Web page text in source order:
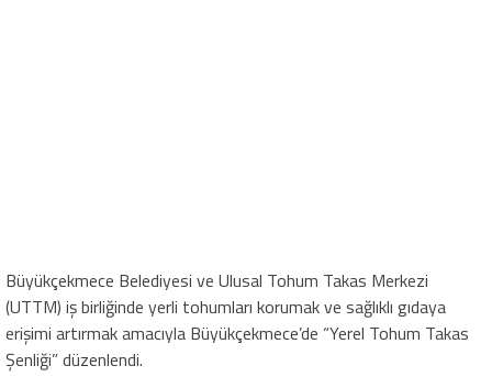
Büyükçekmece Belediyesi ve Ulusal Tohum Takas Merkezi
(UTTM) iş birliğinde yerli tohumları korumak ve sağlıklı gıdaya
erişimi artırmak amacıyla Büyükçekmece’de “Yerel Tohum Takas
Şenliği” düzenlendi.